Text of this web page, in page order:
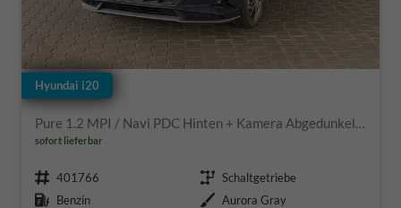
Hyundai i20
Pure 1.2 MPI / Navi PDC Hinten + Kamera Abgedunkelte Scheiben Tempomat Alu 16"
sofort lieferbar
Fahrzeugnr. 401766 Getriebe Schaltgetriebe
Kraftstoff Benzin Außenfarbe Aurora Gray